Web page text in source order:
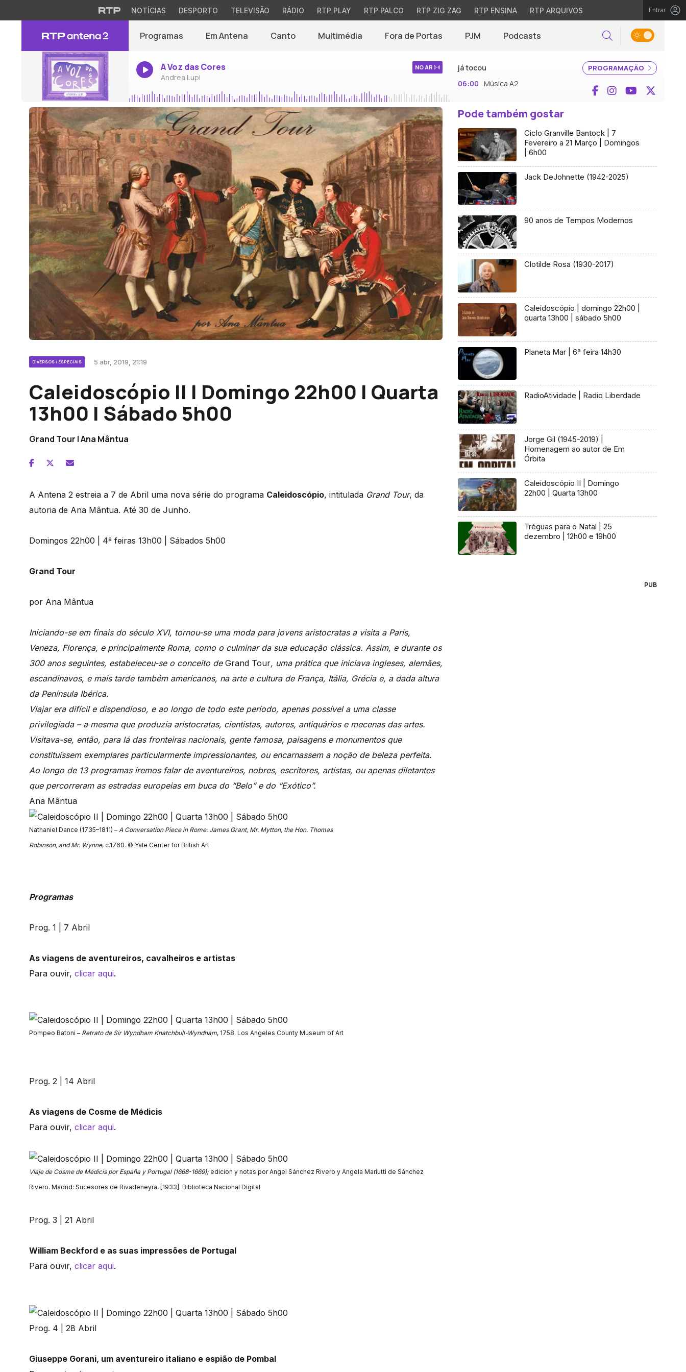
NOTÍCIAS DESPORTO TELEVISÃO RÁDIO RTP PLAY RTP PALCO RTP ZIG ZAG RTP ENSINA RTP ARQUIVOS Entrar
Programas Em Antena Canto Multimédia Fora de Portas PJM Podcasts Pesquisar
A Voz das Cores
Andrea Lupi
NO AR PROGRAMAÇÃO
já tocou
06:00 Música A2 Facebook
InstagramYouTube
DIVERSOS / ESPECIAIS 5 abr, 2019, 21:19
Caleidoscópio II | Domingo 22h00 | Quarta
13h00 | Sábado 5h00
Grand Tour | Ana Mântua
A Antena 2 estreia a 7 de Abril uma nova série do programa Caleidoscópio, intitulada Grand Tour, da
autoria de Ana Mântua. Até 30 de Junho.
Domingos 22h00 | 4ª feiras 13h00 | Sábados 5h00
Grand Tour
por Ana Mântua
Iniciando-se em finais do século XVI, tornou-se uma moda para jovens aristocratas a visita a Paris,
Veneza, Florença, e principalmente Roma, como o culminar da sua educação clássica. Assim, e durante os
300 anos seguintes, estabeleceu-se o conceito deGrand Tour, uma prática que iniciava ingleses, alemães,
escandinavos, e mais tarde também americanos, na arte e cultura de França, Itália, Grécia e, a dada altura
da Península Ibérica.
Viajar era difícil e dispendioso, e ao longo de todo este período, apenas possível a uma classe
privilegiada – a mesma que produzia aristocratas, cientistas, autores, antiquários e mecenas das artes.
Visitava-se, então, para lá das fronteiras nacionais, gente famosa, paisagens e monumentos que
constituíssem exemplares particularmente impressionantes, ou encarnassem a noção de beleza perfeita.
Ao longo de 13 programas iremos falar de aventureiros, nobres, escritores, artistas, ou apenas diletantes
que percorreram as estradas europeias em buca do “Belo” e do “Exótico”.
Ana Mântua
Nathaniel Dance (1735–1811) – A Conversation Piece in Rome: James Grant, Mr. Mytton, the Hon. Thomas
Robinson, and Mr. Wynne, c.1760. © Yale Center for British Art
Programas
Prog. 1 | 7 Abril
As viagens de aventureiros, cavalheiros e artistas
Para ouvir, clicar aqui.
Pompeo Batoni – Retrato de Sir Wyndham Knatchbull-Wyndham, 1758. Los Angeles County Museum of Art
Prog. 2 | 14 Abril
As viagens de Cosme de Médicis
Para ouvir, clicar aqui.
Viaje de Cosme de Médicis por España y Portugal (1668-1669); edicion y notas por Angel Sánchez Rivero y Angela Mariutti de Sánchez
Rivero. Madrid: Sucesores de Rivadeneyra, [1933]. Biblioteca Nacional Digital
Prog. 3 | 21 Abril
William Beckford e as suas impressões de Portugal
Para ouvir, clicar aqui.
Prog. 4 | 28 Abril
Giuseppe Gorani, um aventureiro italiano e espião de Pombal
Pode também gostar
Ciclo Granville Bantock | 7
Fevereiro a 21 Março | Domingos
| 6h00
Jack DeJohnette (1942-2025)
90 anos de Tempos Modernos
Clotilde Rosa (1930-2017)
Caleidoscópio | domingo 22h00 |
quarta 13h00 | sábado 5h00
Planeta Mar | 6ª feira 14h30
RadioAtividade | Radio Liberdade
Jorge Gil (1945-2019) |
Homenagem ao autor de Em
Órbita
Caleidoscópio II | Domingo
22h00 | Quarta 13h00
Tréguas para o Natal | 25
dezembro | 12h00 e 19h00
PUB